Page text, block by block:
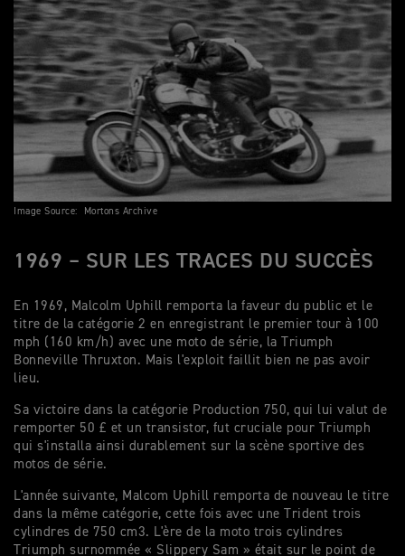
Image Source: Mortons Archive
1969 – SUR LES TRACES DU SUCCÈS
En 1969, Malcolm Uphill remporta la faveur du public et le
titre de la catégorie 2 en enregistrant le premier tour à 100
mph (160 km/h) avec une moto de série, la Triumph
Bonneville Thruxton. Mais l'exploit faillit bien ne pas avoir
lieu.
Sa victoire dans la catégorie Production 750, qui lui valut de
remporter 50 £ et un transistor, fut cruciale pour Triumph
qui s'installa ainsi durablement sur la scène sportive des
motos de série.
L'année suivante, Malcom Uphill remporta de nouveau le titre
dans la même catégorie, cette fois avec une Trident trois
cylindres de 750 cm3. L'ère de la moto trois cylindres
Triumph surnommée « Slippery Sam » était sur le point de